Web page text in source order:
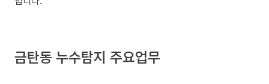
금탄동 누수탐지 주요업무